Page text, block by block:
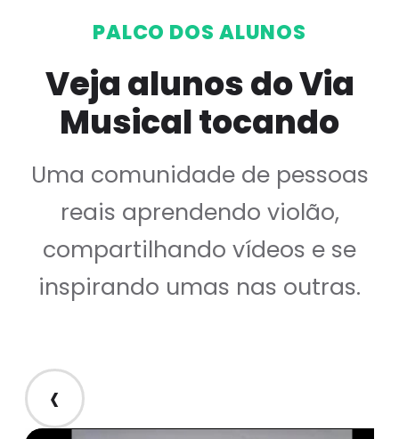
PALCO DOS ALUNOS
Veja alunos do Via
Musical tocando
Uma comunidade de pessoas
reais aprendendo violão,
compartilhando vídeos e se
inspirando umas nas outras.
‹